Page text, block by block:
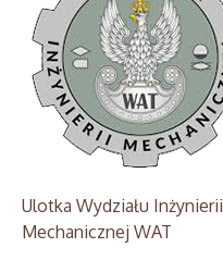
Ulotka Wydziału Inżynierii
Mechanicznej WAT